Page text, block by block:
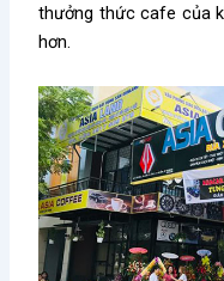
thưởng thức cafe của
hơn.